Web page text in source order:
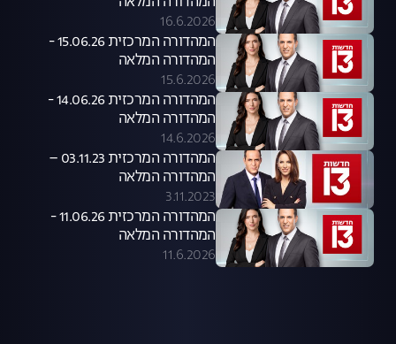
16.6.2026
המהדורה המרכזית 15.06.26 -
המהדורה המלאה
15.6.2026
המהדורה המרכזית 14.06.26 -
המהדורה המלאה
14.6.2026
המהדורה המרכזית 03.11.23 –
המהדורה המלאה
3.11.2023
המהדורה המרכזית 11.06.26 -
המהדורה המלאה
11.6.2026